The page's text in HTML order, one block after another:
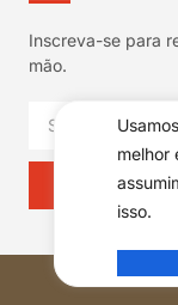
melhor
isso.
Inscreva-se para
mão.